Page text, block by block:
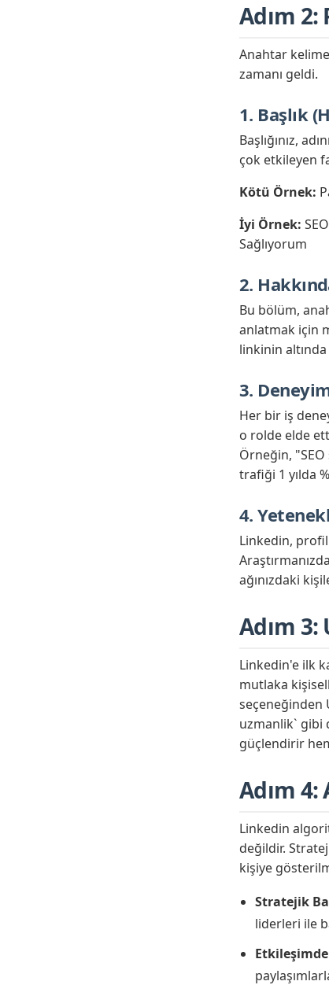
Adım
Anahtar
zamanı geldi.
1. Başlık
Başlığınız,
çok etkileyen
Kötü Örnek:
İyi Örnek:
Sağlıyorum
2.
Bu bölüm,
anlatmak için
linkinin
3.
Her bir iş
o rolde elde
Örneğin,
trafiği 1 yılda
4.
Linkedin,
ağınızdaki
Adım
Linkedin'e ilk
mutlaka
seçeneğinden
uzmanlik` gibi
güçlendirir
Adım 4:
Linkedin
değildir.
kişiye
Stratejik
liderleri ile